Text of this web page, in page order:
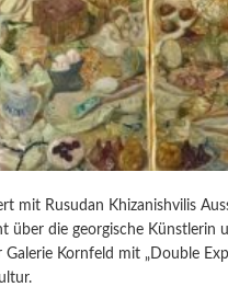
H
E
S
T
E
R
P
I
E
T
R
mit Rusudan Khizanishvilis
über die georgische Künstlerin
Kornfeld mit „Double